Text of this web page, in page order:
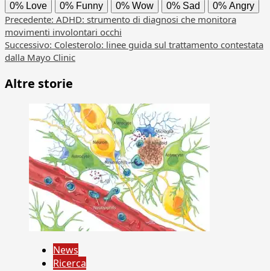
0% Love 0% Funny 0% Wow 0% Sad 0% Angry
Navigazione
articolo
Precedente: ADHD: strumento di diagnosi che monitora
movimenti involontari occhi
Successivo: Colesterolo: linee guida sul trattamento contestata
dalla Mayo Clinic
Altre storie
News
Ricerca